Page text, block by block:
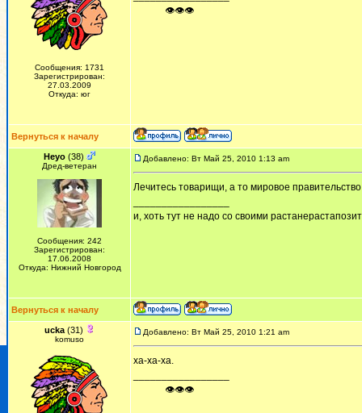
Сообщения: 1731
Зарегистрирован:
27.03.2009
Откуда: юг
ᅠ ᅠ ᅠ👁👁👁
Вернуться к началу
Heyo (38)
Дред-ветеран
Сообщения: 242
Зарегистрирован:
17.06.2008
Откуда: Нижний Новгород
Добавлено: Вт Май 25, 2010 1:13 am
Лечитесь товарищи, а то мировое
и, хоть тут не надо со своими
Вернуться к началу
ucka (31)
komuso
Добавлено: Вт Май 25, 2010 1:21 am
ха-ха-ха.
ᅠ ᅠ ᅠ👁👁👁